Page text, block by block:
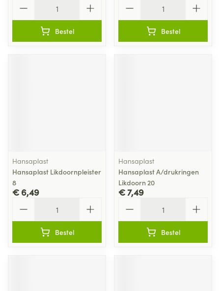
Bestel Bestel
Hansaplast
Hansaplast Likdoornpleister
8
€ 6,49
Bestel
Hansaplast
Hansaplast A/drukringen
Likdoorn 20
€ 7,49
Bestel